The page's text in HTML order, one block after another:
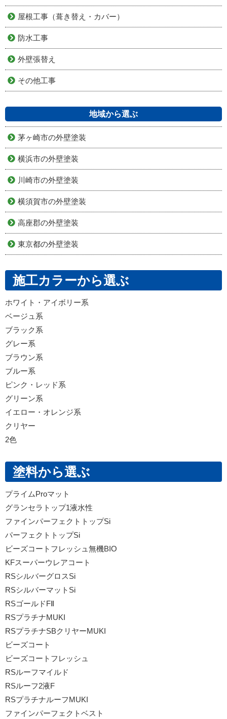
屋根工事（葺き替え・カバー）
防水工事
外壁張替え
その他工事
地域から選ぶ
茅ヶ崎市の外壁塗装
横浜市の外壁塗装
川崎市の外壁塗装
横須賀市の外壁塗装
高座郡の外壁塗装
東京都の外壁塗装
施工カラーから選ぶ
ホワイト・アイボリー系
ベージュ系
ブラック系
グレー系
ブラウン系
ブルー系
ピンク・レッド系
グリーン系
イエロー・オレンジ系
クリヤー
2色
塗料から選ぶ
プライムProマット
グランセラトップ1液水性
ファインパーフェクトトップSi
パーフェクトトップSi
ビーズコートフレッシュ無機BIO
KFスーパーウレアコート
RSシルバーグロスSi
RSシルバーマットSi
RSゴールドFⅡ
RSプラチナMUKI
RSプラチナSBクリヤーMUKI
ビーズコート
ビーズコートフレッシュ
RSルーフマイルド
RSルーフ2液F
RSプラチナルーフMUKI
ファインパーフェクトベスト